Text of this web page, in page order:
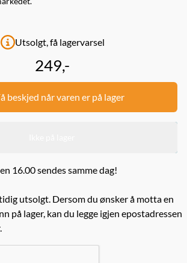
Utsolgt, få lagervarsel
249,-
beskjed når varen er på lager
16.00 sendes samme dag!
utsolgt. Dersom du ønsker å motta en
på lager, kan du legge igjen epostadressen